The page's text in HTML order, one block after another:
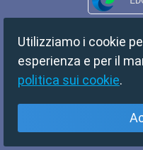
Utilizziamo i cookie
esperienza e per il
politica sui cookie.